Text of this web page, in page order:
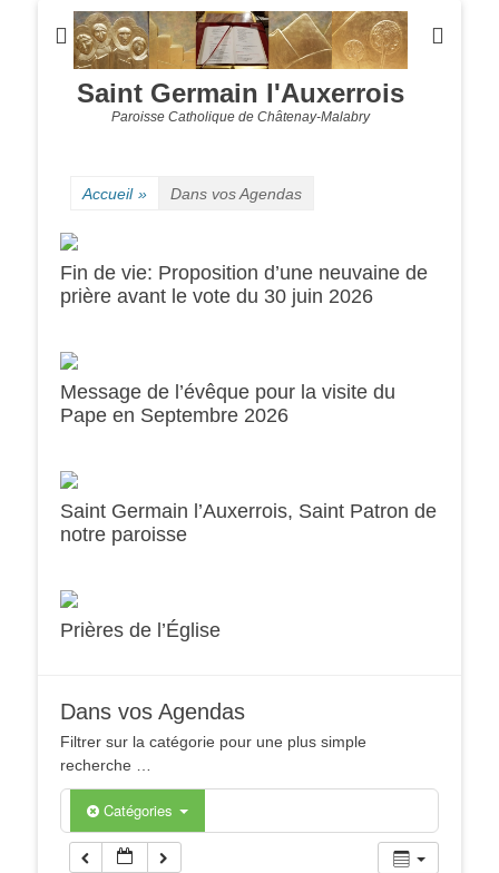
Saint Germain l'Auxerrois
Paroisse Catholique de Châtenay-Malabry
Accueil » Dans vos Agendas
Fin de vie: Proposition d’une neuvaine de
prière avant le vote du 30 juin 2026
Message de l’évêque pour la visite du
Pape en Septembre 2026
Saint Germain l’Auxerrois, Saint Patron de
notre paroisse
Prières de l’Église
Dans vos Agendas
Filtrer sur la catégorie pour une plus simple
recherche …
Catégories
0h00
1h00
2h00
3h00
5h00
6h00